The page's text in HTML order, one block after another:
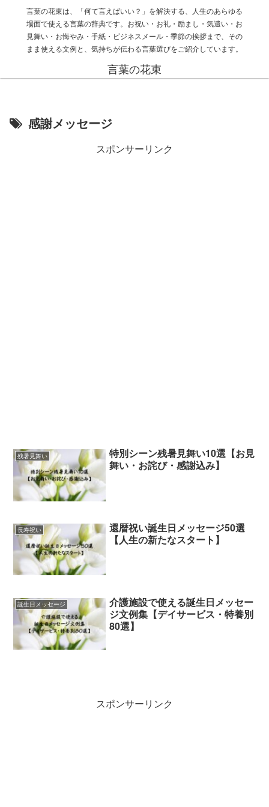
言葉の花束は、「何て言えばいい？」を解決する、人生のあらゆる
場面で使える言葉の辞典です。お祝い・お礼・励まし・気遣い・お
見舞い・お悔やみ・手紙・ビジネスメール・季節の挨拶まで、その
まま使える文例と、気持ちが伝わる言葉選びをご紹介しています。
言葉の花束
感謝メッセージ
スポンサーリンク
残暑見舞い
特別シーン残暑見舞い10選【お見
舞い・お詫び・感謝込み】
長寿祝い
還暦祝い誕生日メッセージ50選
【人生の新たなスタート】
誕生日メッセージ
介護施設で使える誕生日メッセー
ジ文例集【デイサービス・特養別
80選】
スポンサーリンク